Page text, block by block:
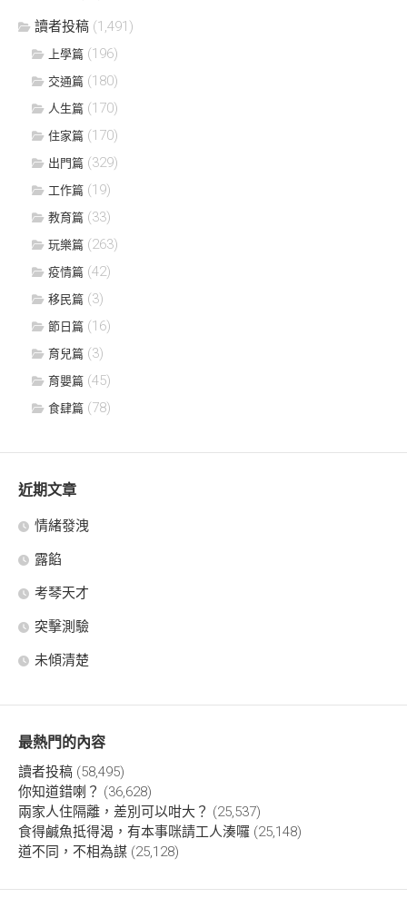
讀者投稿 (1,491)
上學篇 (196)
交通篇 (180)
人生篇 (170)
住家篇 (170)
出門篇 (329)
工作篇 (19)
教育篇 (33)
玩樂篇 (263)
疫情篇 (42)
移民篇 (3)
節日篇 (16)
育兒篇 (3)
育嬰篇 (45)
食肆篇 (78)
近期文章
情緒發洩
露餡
考琴天才
突擊測驗
未傾清楚
最熱門的內容
讀者投稿 (58,495)
你知道錯喇？ (36,628)
兩家人住隔離，差別可以咁大？ (25,537)
食得鹹魚抵得渴，有本事咪請工人湊囉 (25,148)
道不同，不相為謀 (25,128)